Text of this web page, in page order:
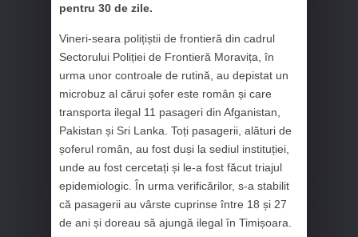
pentru 30 de zile.
Vineri-seara polițiștii de frontieră din cadrul
Sectorului Poliției de Frontieră Moravița, în
urma unor controale de rutină, au depistat un
microbuz al cărui șofer este român și care
transporta ilegal 11 pasageri din Afganistan,
Pakistan și Sri Lanka. Toți pasagerii, alături de
șoferul român, au fost duși la sediul instituției,
unde au fost cercetați și le-a fost făcut triajul
epidemiologic. În urma verificărilor, s-a stabilit
că pasagerii au vârste cuprinse între 18 și 27
de ani și doreau să ajungă ilegal în Timișoara.